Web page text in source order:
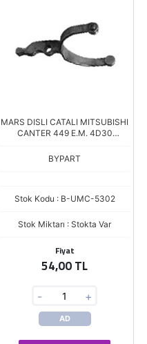
MARS DISLI CATALI MITSUBISHI
CANTER 449 E.M. 4D30
BYPART
Stok Kodu : B-UMC-5302
Stok Miktarı : Stokta Var
Fiyat
54,00 TL
- +
AD